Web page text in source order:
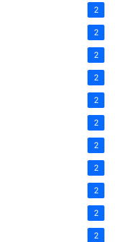
2
2
2
2
2
2
2
2
2
2
2